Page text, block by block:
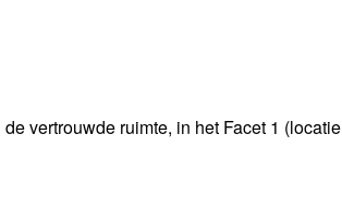
vertrouwde ruimte, in het Facet 1 (locatie